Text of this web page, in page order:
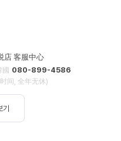
店 客服中心
國 080-899-4586
间, 全年无休)